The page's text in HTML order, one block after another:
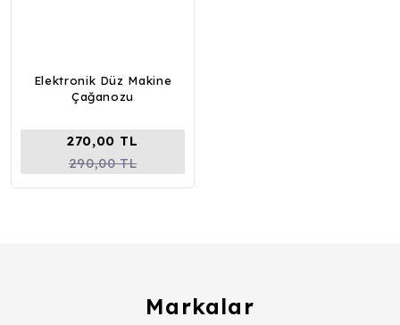
Elektronik Düz Makine
Çağanozu
270,00 TL
290,00 TL
Markalar